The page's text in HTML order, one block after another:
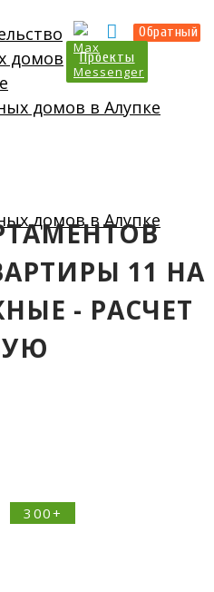
Проекты
Обратный
11 НА
- РАСЧЕТ